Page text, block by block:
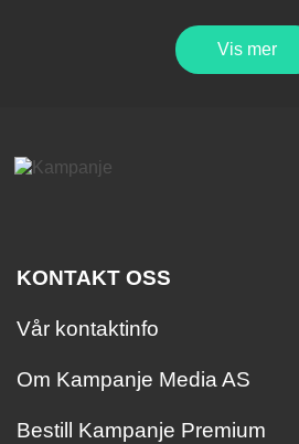
Vis mer
KONTAKT OSS
Vår kontaktinfo
Om Kampanje Media AS
Bestill Kampanje Premium